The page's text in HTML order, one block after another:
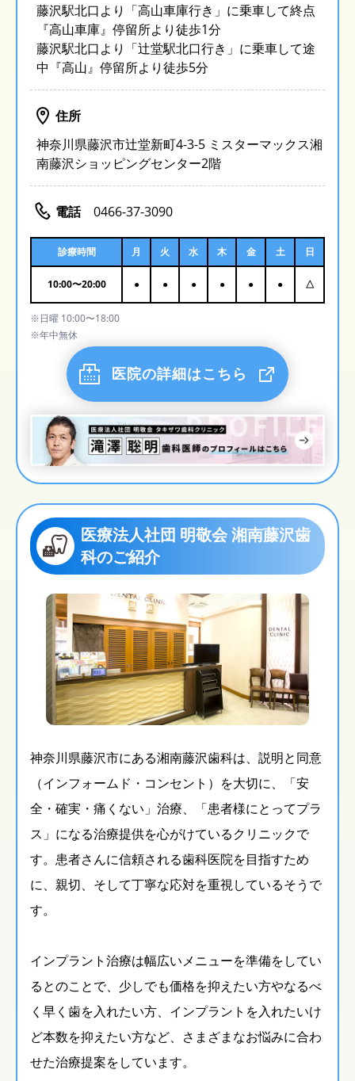
藤沢駅北口より「高山車庫行き」に乗車して終点
『高山車庫』停留所より徒歩1分
藤沢駅北口より「辻堂駅北口行き」に乗車して途
中『高山』停留所より徒歩5分
住所
神奈川県藤沢市辻堂新町4-3-5 ミスターマックス湘
南藤沢ショッピングセンター2階
電話 0466-37-3090
診療時間 月 火 水 木 金 土 日
10:00〜20:00 ● ● ● ● ● ● △
※日曜 10:00〜18:00
※年中無休
医院の詳細はこちら
医療法人社団 明敬会 湘南藤沢歯
科のご紹介
神奈川県藤沢市にある湘南藤沢歯科は、説明と同意
（インフォームド・コンセント）を大切に、「安
全・確実・痛くない」治療、「患者様にとってプラ
ス」になる治療提供を心がけているクリニックで
す。患者さんに信頼される歯科医院を目指すため
に、親切、そして丁寧な応対を重視しているそうで
す。
インプラント治療は幅広いメニューを準備をしてい
るとのことで、少しでも価格を抑えたい方やなるべ
く早く歯を入れたい方、インプラントを入れたいけ
ど本数を抑えたい方など、さまざまなお悩みに合わ
せた治療提案をしています。